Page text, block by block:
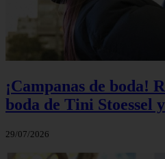
¡Campanas de boda!
boda de Tini Stoessel
29/07/2026